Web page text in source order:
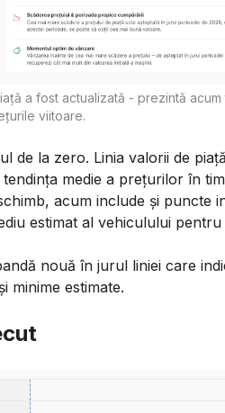
a fost actualizată - prezintă
viitoare.
de la zero. Linia valorii de
medie a prețurilor în
acum include și puncte
estimat al vehiculului
nouă în jurul liniei care
minime estimate.